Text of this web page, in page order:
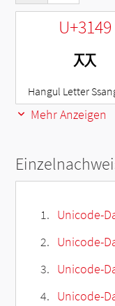
U+3149
ㅉ
Hangul Letter
Mehr Anzeigen
Unicode-
Unicode-
Unicode-
Unicode-